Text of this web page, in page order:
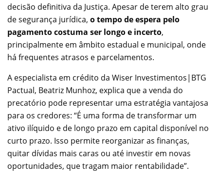
decisão definitiva da Justiça. Apesar de terem alto grau
de segurança jurídica, o tempo de espera pelo
pagamento costuma ser longo e incerto,
principalmente em âmbito estadual e municipal, onde
há frequentes atrasos e parcelamentos.
A especialista em crédito da Wiser Investimentos|BTG
Pactual, Beatriz Munhoz, explica que a venda do
precatório pode representar uma estratégia vantajosa
para os credores: “É uma forma de transformar um
ativo ilíquido e de longo prazo em capital disponível no
curto prazo. Isso permite reorganizar as finanças,
quitar dívidas mais caras ou até investir em novas
oportunidades, que tragam maior rentabilidade”.